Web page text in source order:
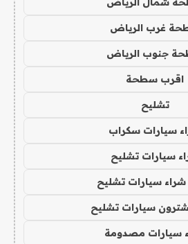
غرب الرياض
جنوب الرياض
اقرب سطحة
تشليح
سيارات سكراب
سيارات تشليح
سيارات تشليح
سيارات تشليح
سيارات مصدومة